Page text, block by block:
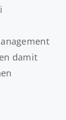
damit